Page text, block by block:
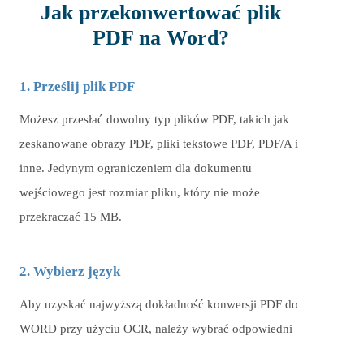
Jak przekonwertować plik
PDF na Word?
1. Prześlij plik PDF
Możesz przesłać dowolny typ plików PDF, takich jak
zeskanowane obrazy PDF, pliki tekstowe PDF, PDF/A i
inne. Jedynym ograniczeniem dla dokumentu
wejściowego jest rozmiar pliku, który nie może
przekraczać 15 MB.
2. Wybierz język
Aby uzyskać najwyższą dokładność konwersji PDF do
WORD przy użyciu OCR, należy wybrać odpowiedni